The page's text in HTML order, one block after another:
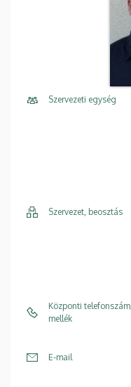
Szervezeti egység
Szervezet, beosztás
Központi telefonszám,
mellék
E-mail